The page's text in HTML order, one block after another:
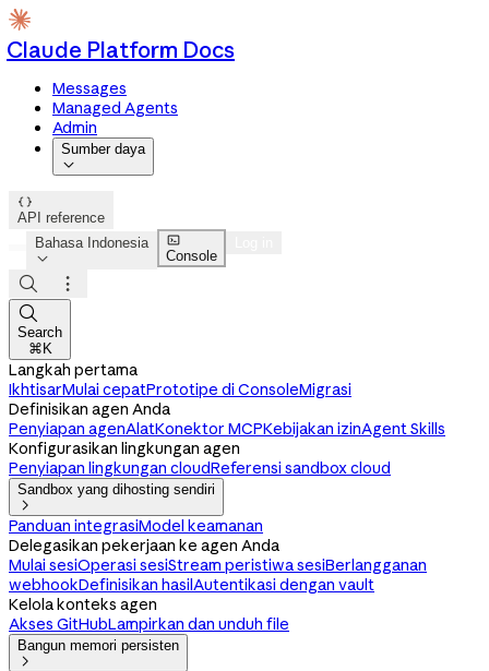
Claude Platform Docs
Messages
Managed Agents
Admin
Sumber daya


API reference
Bahasa Indonesia


Console



Search
⌘K
Langkah pertama
IkhtisarMulai cepatPrototipe di ConsoleMigrasi
Definisikan agen Anda
Penyiapan agenAlatKonektor MCPKebijakan izinAgent Skills
Konfigurasikan lingkungan agen
Penyiapan lingkungan cloudReferensi sandbox cloud
Sandbox yang dihosting sendiri

Panduan integrasiModel keamanan
Delegasikan pekerjaan ke agen Anda
Mulai sesiOperasi sesiStream peristiwa sesiBerlangganan
webhookDefinisikan hasilAutentikasi dengan vault
Kelola konteks agen
Akses GitHubLampirkan dan unduh file
Bangun memori persisten
